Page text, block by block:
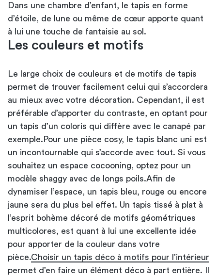
Dans une chambre d’enfant, le tapis en forme
d’étoile, de lune ou même de cœur apporte quant
à lui une touche de fantaisie au sol.
Les couleurs et motifs
Le large choix de couleurs et de motifs de tapis
permet de trouver facilement celui qui s’accordera
au mieux avec votre décoration. Cependant, il est
préférable d’apporter du contraste, en optant pour
un tapis d’un coloris qui diffère avec le canapé par
exemple.Pour une pièce cosy, le tapis blanc uni est
un incontournable qui s’accorde avec tout. Si vous
souhaitez un espace cocooning, optez pour un
modèle shaggy avec de longs poils.Afin de
dynamiser l’espace, un tapis bleu, rouge ou encore
jaune sera du plus bel effet. Un tapis tissé à plat à
l’esprit bohème décoré de motifs géométriques
multicolores, est quant à lui une excellente idée
pour apporter de la couleur dans votre
pièce.Choisir un tapis déco à motifs pour l’intérieur
permet d’en faire un élément déco à part entière. Il